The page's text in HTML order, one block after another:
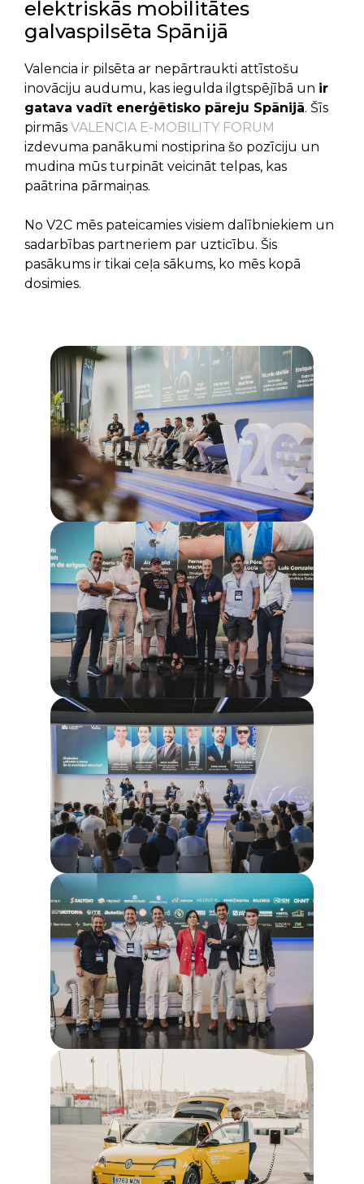
elektriskās mobilitātes
galvaspilsēta Spānijā
Valencia ir pilsēta ar nepārtraukti attīstošu
inovāciju audumu, kas iegulda ilgtspējībā un ir
gatava vadīt enerģētisko pāreju Spānijā. Šīs
pirmās VALENCIA E-MOBILITY FORUM
izdevuma panākumi nostiprina šo pozīciju un
mudina mūs turpināt veicināt telpas, kas
paātrina pārmaiņas.
No V2C mēs pateicamies visiem dalībniekiem un
sadarbības partneriem par uzticību. Šis
pasākums ir tikai ceļa sākums, ko mēs kopā
dosimies.